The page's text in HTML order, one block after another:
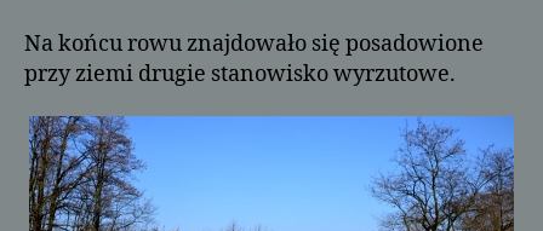
Na końcu rowu znajdowało się posadowione
przy ziemi drugie stanowisko wyrzutowe.